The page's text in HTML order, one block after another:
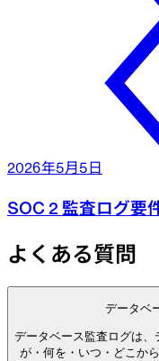
2026年5月5日
SOC 2 監査ログ要
よくある質問
データベ
データベース監査ログは
が・何を・いつ・どこか